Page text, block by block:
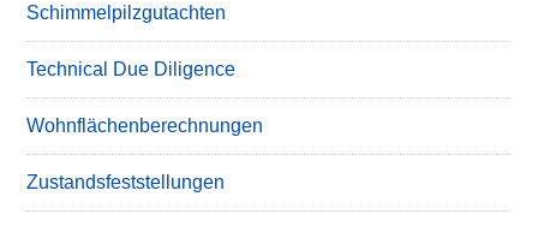
Schimmelpilzgutachten
Technical Due Diligence
Wohnflächenberechnungen
Zustandsfeststellungen